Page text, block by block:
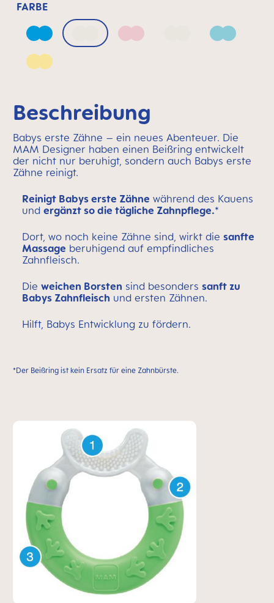
FARBE
Azure Blue BellflowerBlush Mango Sage
Sunlight
Beschreibung
Babys erste Zähne – ein neues Abenteuer. Die
MAM Designer haben einen Beißring entwickelt
der nicht nur beruhigt, sondern auch Babys erste
Zähne reinigt.
Reinigt Babys erste Zähne während des Kauens
und ergänzt so die tägliche Zahnpflege.*
Dort, wo noch keine Zähne sind, wirkt die sanfte
Massage beruhigend auf empfindliches
Zahnfleisch.
Die weichen Borsten sind besonders sanft zu
Babys Zahnfleisch und ersten Zähnen.
Hilft, Babys Entwicklung zu fördern.
*Der Beißring ist kein Ersatz für eine Zahnbürste.